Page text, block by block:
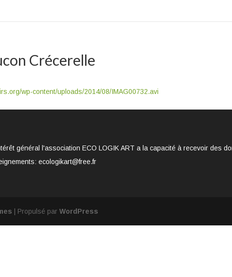
Crécerelle
wp-content/uploads/2014/08/IMAG00732.avi
général l'association ECO LOGIK ART a la capacité à recevoir des
ecologikart@free.fr
| Propulsé parWordPress